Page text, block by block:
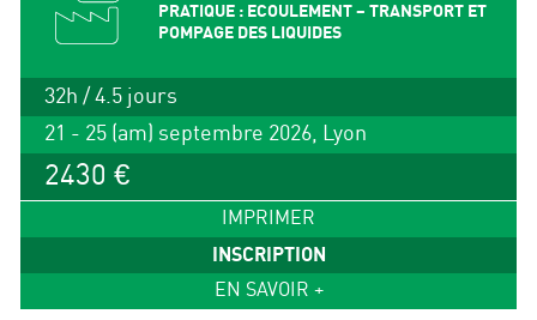
PRATIQUE : ECOULEMENT – TRANSPORT ET
POMPAGE DES LIQUIDES
32h / 4.5 jours
21 - 25 (am) septembre 2026, Lyon
2430 €
IMPRIMER
INSCRIPTION
EN SAVOIR +